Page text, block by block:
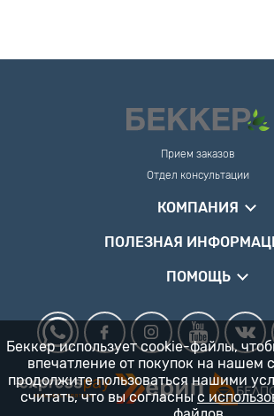
Прием заказов
Отдел консультации
КОМПАНИЯ
ПОЛЕЗНАЯ
ПОМОЩЬ
Беккер использует cookie-файлы,
впечатление от покупок на нашем
продолжите пользоваться нашими
считать, что вы согласны с